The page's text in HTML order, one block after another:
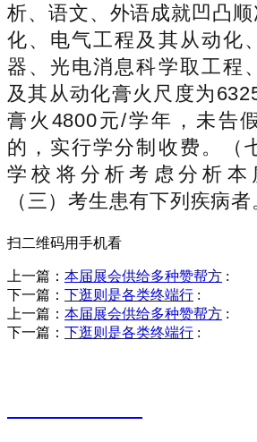
析、语文、外语成就凹凸
化、电气工程及其从动化
器、光电消息科学取工程
及其从动化膏火尺度为
膏火4800元/学年，未告
的，实行学分制收费。（
学校将分析考虑分析本
（三）考生患有下列疾病者
扫二维码用手机看
上一篇： 本届展会供给多种赞帮方 :
下一篇： 下逛则是各类终端行 :
上一篇： 本届展会供给多种赞帮方 :
下一篇： 下逛则是各类终端行 :